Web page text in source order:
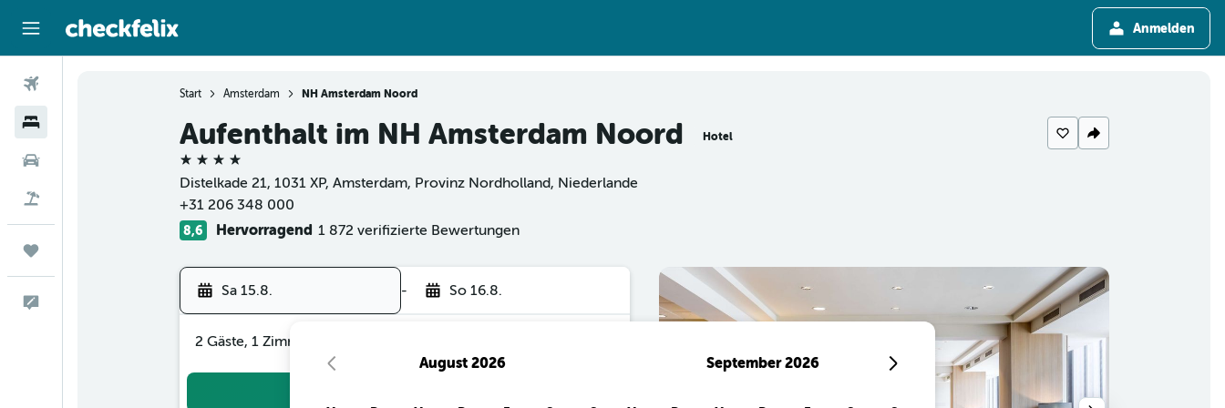
Anmelden
Start Amsterdam NH Amsterdam Noord
Aufenthalt im NH Amsterdam Noord Hotel
4 Sterne
Distelkade 21, 1031 XP, Amsterdam, Provinz Nordholland, Niederlande
+31 206 348 000
8,6 Hervorragend 1 872 verifizierte Bewertungen
Sa 15.8. - So 16.8.
2 Gäste, 1 Zimmer
August 2026 September 2026